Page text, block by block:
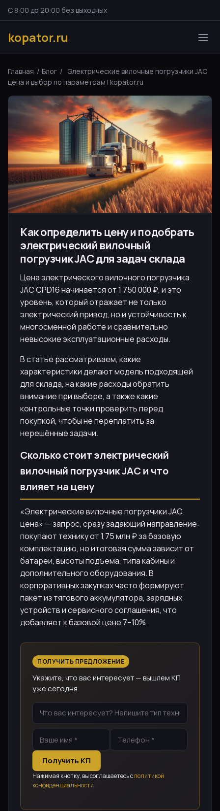
С 8:00 до 20:00 без выходных
kopator.ru
Главная / Блог / Электрические вилочные погрузчики JAC
цена и выбор по параметрам | kopator.ru
Как определить цену и подобрать
электрический вилочный
погрузчик JAC для задач склада
Цена электрического вилочного погрузчика
JAC CPD16 начинается от 1 750 000 ₽, и это
уровень, который отражает не только
электрический привод, но и устойчивость к
многосменной работе и сравнительно
невысокие эксплуатационные расходы.
В статье рассматриваем, какие
характеристики делают модель подходящей
для склада, на какие расходы обратить
внимание при выборе, а также какие
контрольные точки проверить перед
покупкой, чтобы не переплатить за
нерешённые задачи.
Сколько стоит электрический
вилочный погрузчик JAC и что
влияет на цену
«Электрические вилочные погрузчики JAC
цена» — запрос, сразу задающий направление:
покупают технику от 1,75 млн ₽ за базовую
комплектацию, но итоговая сумма зависит от
батареи, высоты подъема, типа кабины и
дополнительного оборудования. В
корпоративных закупках часто формируют
пакет из тягового аккумулятора, зарядных
устройств и сервисного соглашения, что
добавляет к базовой цене 7–10%.
ПОЛУЧИТЬ ПРЕДЛОЖЕНИЕ
Укажите, что вас интересует — вышлем КП
уже сегодня
Получить КП
Нажимая кнопку, вы соглашаетесь сполитикой
конфиденциальности